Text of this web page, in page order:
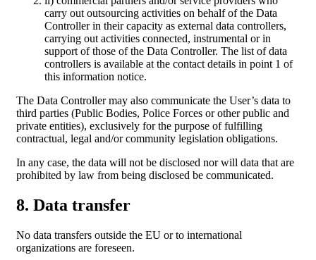
carry out outsourcing activities on behalf of the Data
Controller in their capacity as external data controllers,
carrying out activities connected, instrumental or in
support of those of the Data Controller. The list of data
controllers is available at the contact details in point 1 of
this information notice.
The Data Controller may also communicate the User’s data to
third parties (Public Bodies, Police Forces or other public and
private entities), exclusively for the purpose of fulfilling
contractual, legal and/or community legislation obligations.
In any case, the data will not be disclosed nor will data that are
prohibited by law from being disclosed be communicated.
8. Data transfer
No data transfers outside the EU or to international
organizations are foreseen.